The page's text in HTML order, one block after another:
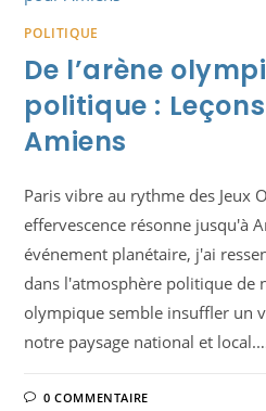
POLITIQUE
De l’arène
politique :
Amiens
Paris vibre au rythme des Jeux
effervescence résonne jusqu'à
événement planétaire, j'ai
dans l'atmosphère politique de
olympique semble insuffler un
notre paysage national et
0 COMMENTAIRE